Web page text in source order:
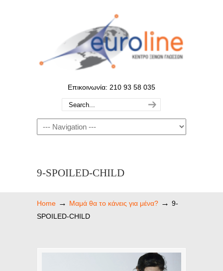
Επικοινωνία: 210 93 58 035
9-SPOILED-CHILD
Home → Mαμά θα το κάνεις για μένα? → 9-
SPOILED-CHILD